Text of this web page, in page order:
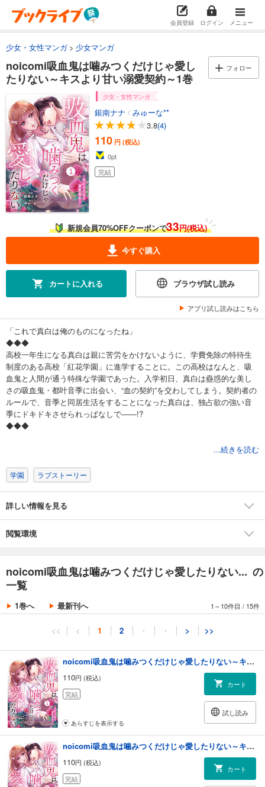
会員登録 ログイン メニュー
少女・女性マンガ 少女マンガ
noicomi吸血鬼は噛みつくだけじゃ愛し
たりない～キスより甘い溺愛契約～1巻
フォロー
少女・女性マンガ
銀南ナナ / みゅーな**
3.8(4)
110 円 (税込)
0pt
完結
新規会員70%OFFクーポンで33円(税込)
今すぐ購入
カートに入れる ブラウザ試し読み
アプリ試し読みはこちら
「これで真白は俺のものになったね」
◆◆◆
高校一年生になる真白は親に苦労をかけないように、学費免除の特待生
制度のある高校「紅花学園」に進学することに。この高校はなんと、吸
血鬼と人間が通う特殊な学園であった。入学初日、真白は蠱惑的な美し
さの吸血鬼・都叶音季に出会い、“血の契約”を交わしてしまう。契約者の
ルールで、音季と同居生活をすることになった真白は、独占欲の強い音
季にドキドキさせられっぱなしで――!?
◆◆◆
吸血鬼×溺愛！噛みつく以上に愛してくる究極の吸血鬼ラブ!!
にご注意ください)
...続きを読む
学園 ラブストーリー
詳しい情報を見る
閲覧環境
noicomi吸血鬼は噛みつくだけじゃ愛したりない... の
一覧
1巻へ 最新刊へ 1～10件目 / 15件
<< < 1 2 ・ ・ > >>
noicomi吸血鬼は噛みつくだけじゃ愛したりない～キスより甘い溺愛契約～1巻
110円 (税込)
完結
カート
試し読み
あらすじを表示する
noicomi吸血鬼は噛みつくだけじゃ愛したりない～キスより甘い溺愛契約～2巻
110円 (税込)
完結
カート